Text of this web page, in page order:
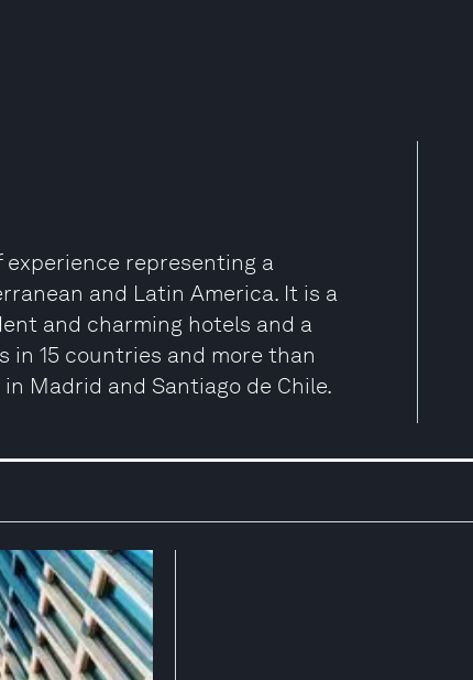
experience representing a
and Latin America. It is a
and charming hotels and a
15 countries and more than
Madrid and Santiago de Chile.